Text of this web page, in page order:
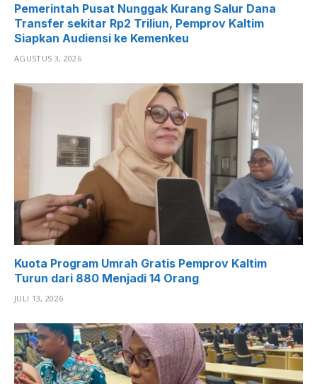
Pemerintah Pusat Nunggak Kurang Salur Dana
Transfer sekitar Rp2 Triliun, Pemprov Kaltim
Siapkan Audiensi ke Kemenkeu
AGUSTUS 3, 2026
Kuota Program Umrah Gratis Pemprov Kaltim
Turun dari 880 Menjadi 14 Orang
JULI 13, 2026